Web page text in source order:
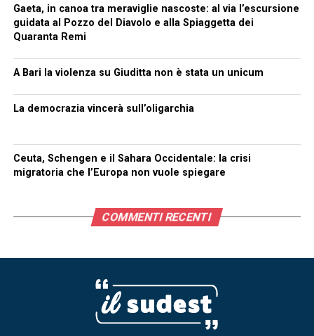
Gaeta, in canoa tra meraviglie nascoste: al via l’escursione
guidata al Pozzo del Diavolo e alla Spiaggetta dei
Quaranta Remi
A Bari la violenza su Giuditta non è stata un unicum
La democrazia vincerà sull’oligarchia
Ceuta, Schengen e il Sahara Occidentale: la crisi
migratoria che l’Europa non vuole spiegare
COMMENTI RECENTI